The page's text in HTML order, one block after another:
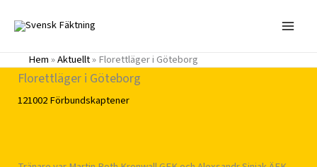
innehåll
Hem»Aktuellt»Florettläger i Göteborg
Florettläger i Göteborg
121002Förbundskaptener